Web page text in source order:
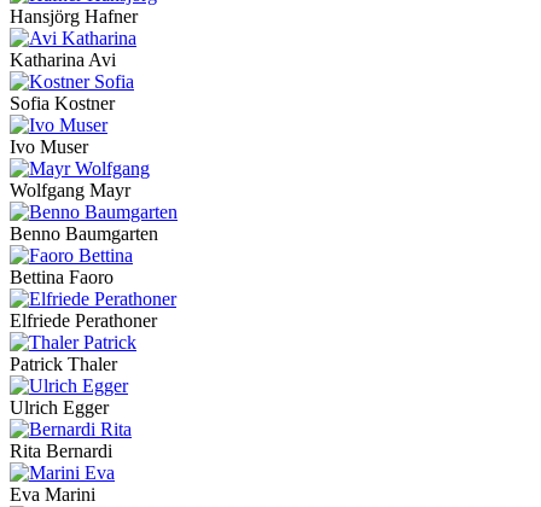
Hansjörg Hafner
Katharina Avi
Sofia Kostner
Ivo Muser
Wolfgang Mayr
Benno Baumgarten
Bettina Faoro
Elfriede Perathoner
Patrick Thaler
Ulrich Egger
Rita Bernardi
Eva Marini